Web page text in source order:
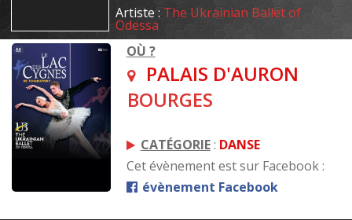
Artiste : The Ukrainian Ballet of
Odessa
OÙ ?
PALAIS D'AURON
BOURGES
CATÉGORIE: DANSE
Cet évènement est sur Facebook :
évènement Facebook